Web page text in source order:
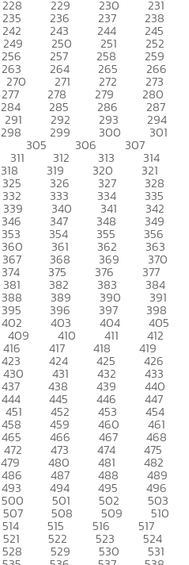
228 229 230 231
235 236 237 238
242 243 244 245
249 250 251 252
256 257 258 259
263 264 265 266
270 271 272 273
277 278 279 280
284 285 286 287
291 292 293 294
298 299 300 301
305 306 307
311 312 313 314
318 319 320 321
325 326 327 328
332 333 334 335
339 340 341 342
346 347 348 349
353 354 355 356
360 361 362 363
367 368 369 370
374 375 376 377
381 382 383 384
388 389 390 391
395 396 397 398
402 403 404 405
409 410 411 412
416 417 418 419
423 424 425 426
430 431 432 433
437 438 439 440
444 445 446 447
451 452 453 454
458 459 460 461
465 466 467 468
472 473 474 475
479 480 481 482
486 487 488 489
493 494 495 496
500 501 502 503
507 508 509 510
514 515 516 517
521 522 523 524
528 529 530 531